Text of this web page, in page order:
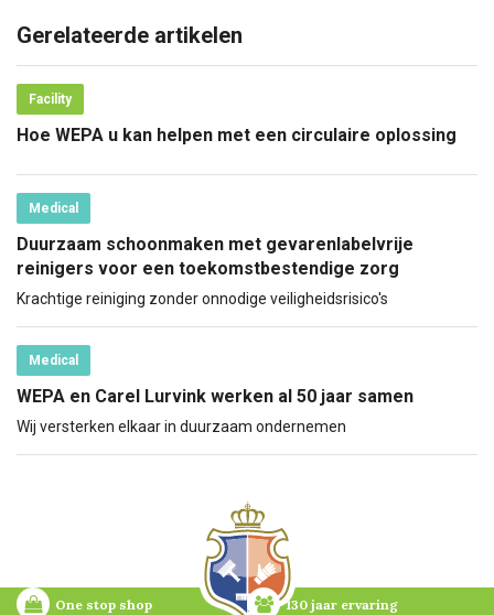
Gerelateerde artikelen
Facility
Hoe WEPA u kan helpen met een circulaire oplossing
Medical
Duurzaam schoonmaken met gevarenlabelvrije
reinigers voor een toekomstbestendige zorg
Krachtige reiniging zonder onnodige veiligheidsrisico's
Medical
WEPA en Carel Lurvink werken al 50 jaar samen
Wij versterken elkaar in duurzaam ondernemen
One stop shop 130 jaar ervaring